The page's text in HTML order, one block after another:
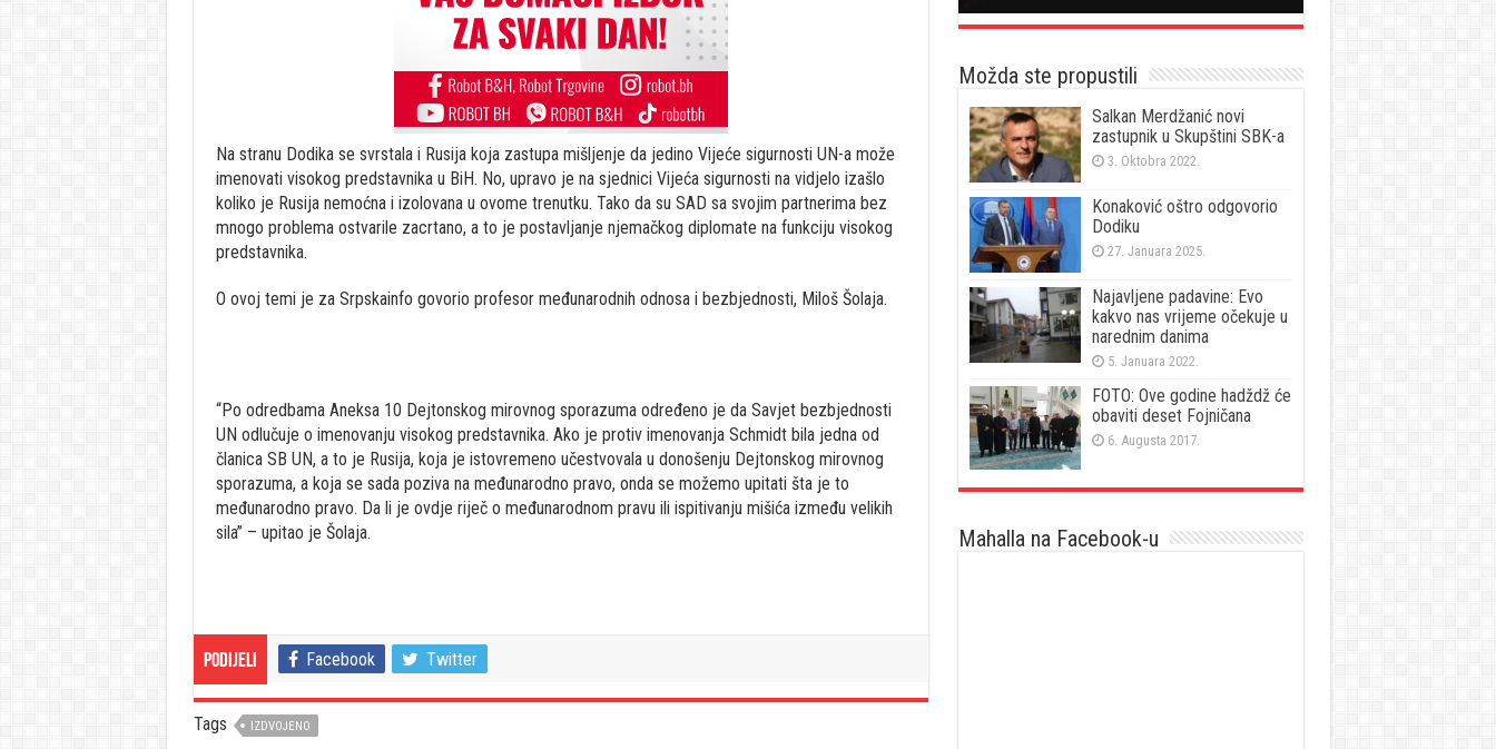
Na stranu Dodika se svrstala i Rusija koja zastupa mišljenje da jedino Vijeće sigurnosti UN-a može
imenovati visokog predstavnika u BiH. No, upravo je na sjednici Vijeća sigurnosti na vidjelo izašlo
koliko je Rusija nemoćna i izolovana u ovome trenutku. Tako da su SAD sa svojim partnerima bez
mnogo problema ostvarile zacrtano, a to je postavljanje njemačkog diplomate na funkciju visokog
predstavnika.
O ovoj temi je za Srpskainfo govorio profesor međunarodnih odnosa i bezbjednosti, Miloš Šolaja.
“Po odredbama Aneksa 10 Dejtonskog mirovnog sporazuma određeno je da Savjet bezbjednosti
UN odlučuje o imenovanju visokog predstavnika. Ako je protiv imenovanja Schmidt bila jedna od
članica SB UN, a to je Rusija, koja je istovremeno učestvovala u donošenju Dejtonskog mirovnog
sporazuma, a koja se sada poziva na međunarodno pravo, onda se možemo upitati šta je to
međunarodno pravo. Da li je ovdje riječ o međunarodnom pravu ili ispitivanju mišića između velikih
sila” – upitao je Šolaja.
Podijeli Facebook Twitter
Tags IZDVOJENO
Možda ste propustili
Salkan Merdžanić novi
zastupnik u Skupštini SBK-a
3. Oktobra 2022.
Konaković oštro odgovorio
Dodiku
27. Januara 2025.
Najavljene padavine: Evo
kakvo nas vrijeme očekuje u
narednim danima
5. Januara 2022.
FOTO: Ove godine hadždž će
obaviti deset Fojničana
6. Augusta 2017.
Mahalla na Facebook-u